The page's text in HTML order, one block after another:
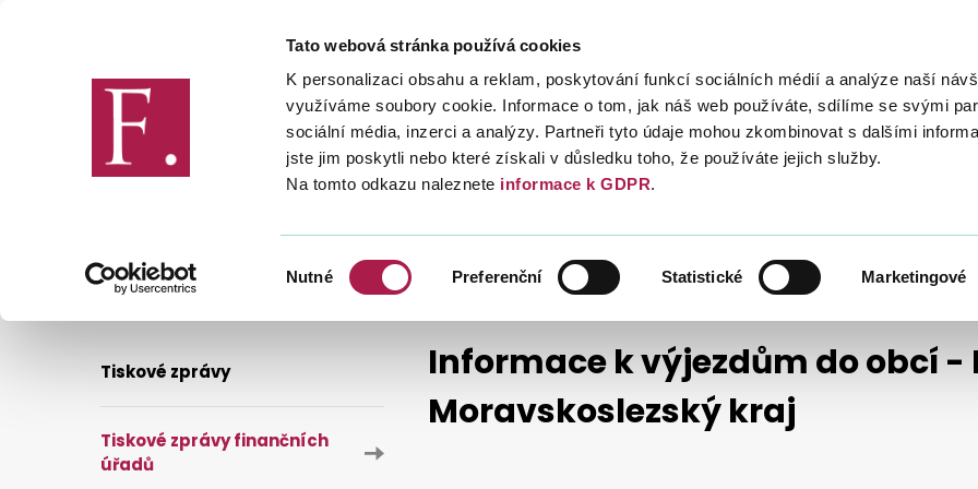
Tato webová stránka používá cookies
K personalizaci obsahu a reklam, poskytování funkcí sociálních médií a analýze naší
využíváme soubory cookie. Informace o tom, jak náš web používáte, sdílíme se svými
sociální média, inzerci a analýzy. Partneři tyto údaje mohou zkombinovat s dalšími
jste jim poskytli nebo které získali v důsledku toho, že používáte jejich služby.
Na tomto odkazu naleznete informace k GDPR.
Nutné Preferenční Statistické Marketingové
Finanční správa Daně Mezinárodní spolupráce
Informace k výjezdům do obcí
Moravskoslezský kraj
Tiskové zprávy
Tiskové zprávy finančních
úřadů